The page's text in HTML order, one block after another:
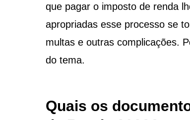
que pagar o imposto de renda
apropriadas esse processo se
multas e outras complicações.
do tema.
Quais os